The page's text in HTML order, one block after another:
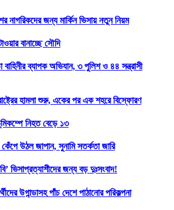
নাগরিকদের জন্য মার্কিন ভিসায় নতুন নিয়ম
বানাচ্ছে সৌদি
বাহিনীর ব্যাপক অভিযান, ৩ পুলিশ ও ৪৪ সন্ত্রাসী
হামলা শুরু, একের পর এক শহরে বিস্ফোরণ
নিহত বেড়ে ১৩
উঠল জাপান, সুনামি সতর্কতা জারি
ভিসাপ্রত্যাশীদের জন্য বড় দুঃসংবাদ!
উগান্ডাসহ পাঁচ দেশে পাঠানোর পরিকল্পনা